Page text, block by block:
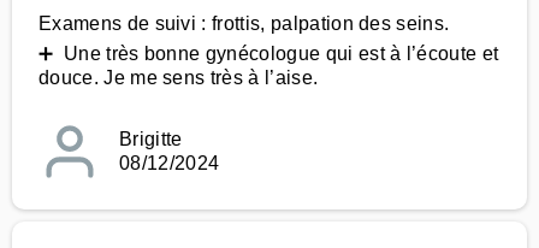
Examens de suivi : frottis, palpation des seins.
➕ Une très bonne gynécologue qui est à l’écoute et
douce. Je me sens très à l’aise.
Brigitte
08/12/2024